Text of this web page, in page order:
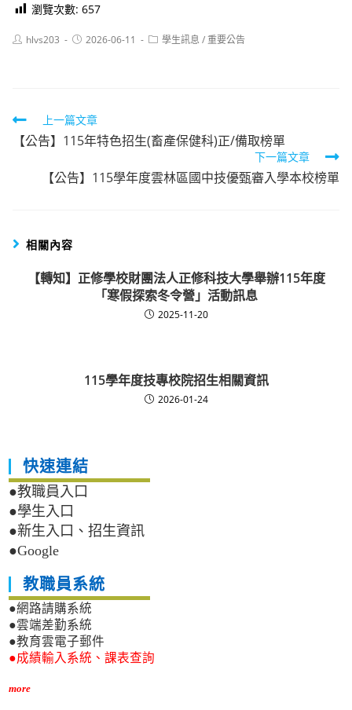
瀏覽次數: 657
Posthlvs203
Post2026-06-11
Post學生訊息 /重要公告
Read
more
articles
上一篇文章
【公告】115年特色招生(畜產保健科)正/備取榜單
下一篇文章
【公告】115學年度雲林區國中技優甄審入學本校榜單
相關內容
【轉知】正修學校財團法人正修科技大學舉辦115年度
「寒假探索冬令營」活動訊息
2025-11-20
115學年度技專校院招生相關資訊
2026-01-24
快速連結
●教職員入口
●學生入口
●新生入口、招生資訊
●Google
教職員系統
●網路請購系統
●雲端差勤系統
●教育雲電子郵件
●成績輸入系統、課表查詢
more